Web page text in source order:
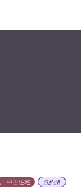
中古住宅 成約済